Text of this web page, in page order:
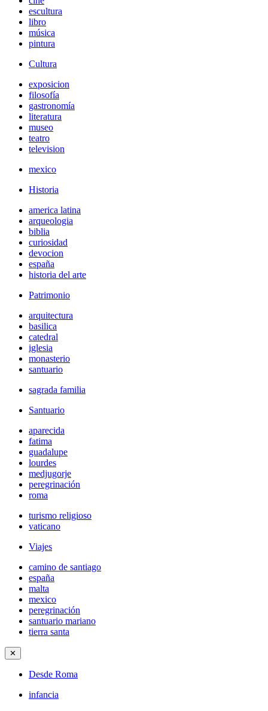
escultura
libro
música
pintura
Cultura
exposicion
filosofía
gastronomía
literatura
museo
teatro
television
mexico
Historia
america latina
arqueologia
biblia
curiosidad
devocion
españa
historia del arte
Patrimonio
arquitectura
basilica
catedral
iglesia
monasterio
santuario
sagrada familia
Santuario
aparecida
fatima
guadalupe
lourdes
medjugorje
peregrinación
roma
turismo religioso
vaticano
Viajes
camino de santiago
españa
malta
mexico
peregrinación
santuario mariano
tierra santa
✕
Desde Roma
infancia